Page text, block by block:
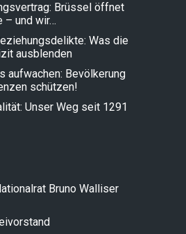
Brüssel öffnet
– und wir…
Was die
ausblenden
aufwachen: Bevölkerung
schützen!
Unser Weg seit 1291
Bruno Walliser